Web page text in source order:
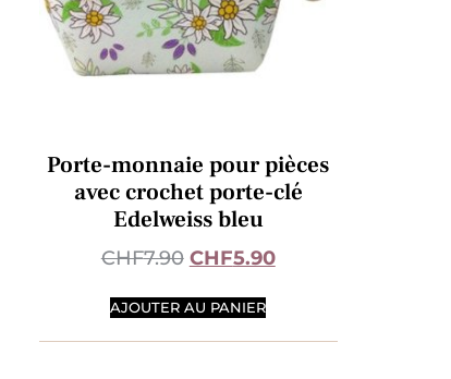
Porte-monnaie pour pièces
avec crochet porte-clé
Edelweiss bleu
CHF7.90 CHF5.90
AJOUTER AU PANIER